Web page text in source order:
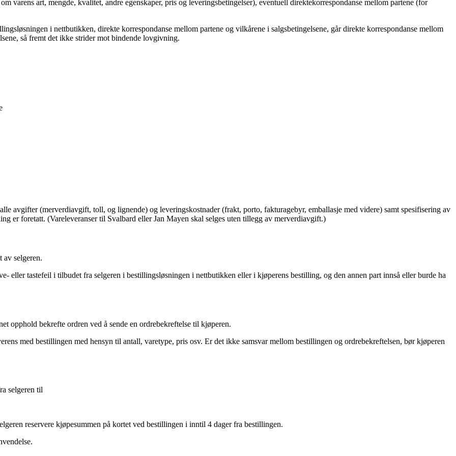
varens art, mengde, kvalitet, andre egenskaper, pris og leveringsbetingelser), eventuell direktekorrespondanse mellom partene (for
i nettbutikken, direkte korrespondanse mellom partene og vilkårene i salgsbetingelsene, går direkte korrespondanse mellom
så fremt det ikke strider mot bindende lovgivning.
avgifter (merverdiavgift, toll, og lignende) og leveringskostnader (frakt, porto, fakturagebyr, emballasje med videre) samt spesifisering av
er foretatt. (Vareleveranser til Svalbard eller Jan Mayen skal selges uten tillegg av merverdiavgift.)
av selgeren.
eller tastefeil i tilbudet fra selgeren i bestillingsløsningen i nettbutikken eller i kjøperens bestilling, og den annen part innså eller burde ha
opphold bekrefte ordren ved å sende en ordrebekreftelse til kjøperen.
med bestillingen med hensyn til antall, varetype, pris osv. Er det ikke samsvar mellom bestillingen og ordrebekreftelsen, bør kjøperen
selgeren til
reservere kjøpesummen på kortet ved bestillingen i inntil 4 dager fra bestillingen.